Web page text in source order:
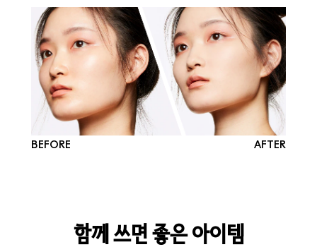
BEFORE AFTER
함께 쓰면 좋은 아이템